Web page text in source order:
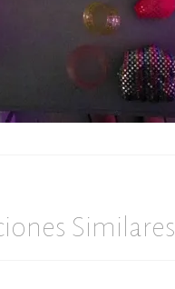
Similares